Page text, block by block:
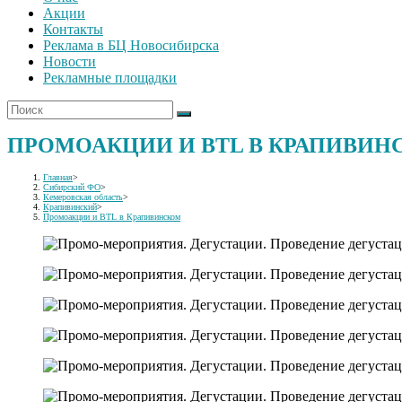
Акции
Контакты
Реклама в БЦ Новосибирска
Новости
Рекламные площадки
ПРОМОАКЦИИ И BTL В
Главная>
Сибирский ФО>
Кемеровская область>
Крапивинский>
Промоакции и BTL в Крапивинском